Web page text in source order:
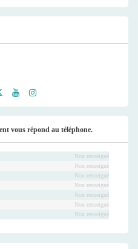
be
ram
vous répond au téléphone.
Non renseigné
Non renseigné
Non renseigné
Non renseigné
Non renseigné
Non renseigné
Non renseigné